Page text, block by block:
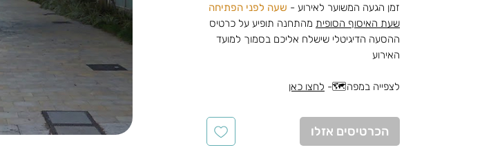
זמן הגעה המשוער לאירוע - שעה לפני הפתיחה
שעת האיסוף הסופית מהתחנה תופיע על כרטיס
ההסעה הדיגיטלי שישלח אליכם בסמוך למועד
האירוע
לצפייה במפה🗺️- לחצו כאן
הכרטיסים אזלו